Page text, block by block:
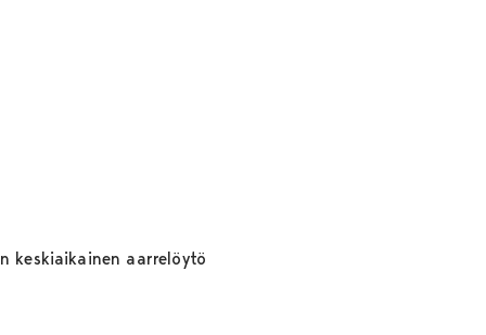
keskiaikainen aarrelöytö